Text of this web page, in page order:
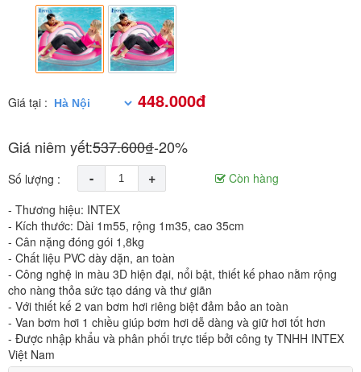
Giá tại : 448.000đ
Giá niêm yết:537.600₫-20%
Số lượng : - +
Còn hàng
- Thương hiệu: INTEX
- Kích thước: Dài 1m55, rộng 1m35, cao 35cm
- Cân nặng đóng gói 1,8kg
- Chất liệu PVC dày dặn, an toàn
- Công nghệ in màu 3D hiện đại, nổi bật, thiết kế phao nằm rộng
cho nàng thỏa sức tạo dáng và thư giãn
- Với thiết kế 2 van bơm hơi riêng biệt đảm bảo an toàn
- Van bơm hơi 1 chiều giúp bơm hơi dễ dàng và giữ hơi tốt hơn
- Được nhập khẩu và phân phối trực tiếp bởi công ty TNHH INTEX
Việt Nam